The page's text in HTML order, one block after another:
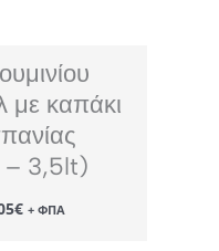
με καπάκι
3,5lt)
€Η
τρέχουσα
+ ΦΠΑ